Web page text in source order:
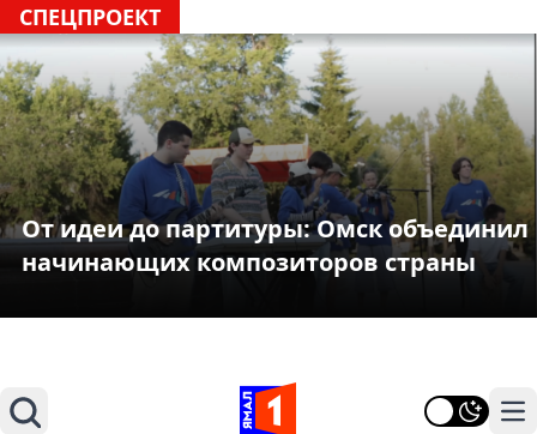
СПЕЦПРОЕКТ
От идеи до партитуры: Омск объединил
начинающих композиторов страны
Поиск